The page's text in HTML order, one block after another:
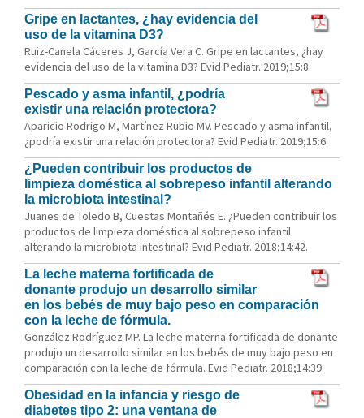
Gripe en lactantes, ¿hay evidencia del
uso de la vitamina D3?
Ruiz-Canela Cáceres J, García Vera C. Gripe en lactantes, ¿hay
evidencia del uso de la vitamina D3? Evid Pediatr. 2019;15:8.
Pescado y asma infantil, ¿podría
existir una relación protectora?
Aparicio Rodrigo M, Martínez Rubio MV. Pescado y asma infantil,
¿podría existir una relación protectora? Evid Pediatr. 2019;15:6.
¿Pueden contribuir los productos de
limpieza doméstica al sobrepeso infantil alterando
la microbiota intestinal?
Juanes de Toledo B, Cuestas Montañés E. ¿Pueden contribuir los
productos de limpieza doméstica al sobrepeso infantil
alterando la microbiota intestinal? Evid Pediatr. 2018;14:42.
La leche materna fortificada de
donante produjo un desarrollo similar
en los bebés de muy bajo peso en comparación
con la leche de fórmula.
González Rodríguez MP. La leche materna fortificada de donante
produjo un desarrollo similar en los bebés de muy bajo peso en
comparación con la leche de fórmula. Evid Pediatr. 2018;14:39.
Obesidad en la infancia y riesgo de
diabetes tipo 2: una ventana de